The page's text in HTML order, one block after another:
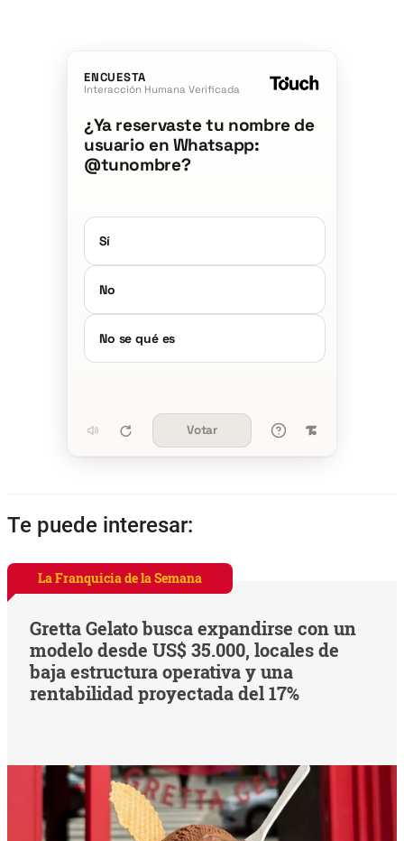
ENCUESTA
Interacción Humana Verificada
¿Ya reservaste tu nombre de
usuario en Whatsapp:
@tunombre?
Sí
No
No se qué es
Votar
Te puede interesar:
La Franquicia de la Semana
Gretta Gelato busca expandirse con un
modelo desde US$ 35.000, locales de
baja estructura operativa y una
rentabilidad proyectada del 17%